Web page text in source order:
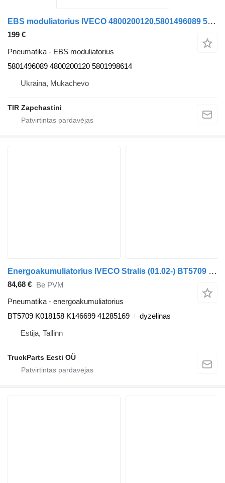
EBS moduliatorius IVECO 4800200120,5801496089 5801496089 4800200120 5801998614 vilkiko IVECO STRALIS
199 €
Pneumatika - EBS moduliatorius
5801496089 4800200120 5801998614
Ukraina, Mukachevo
TIR Zapchastini
Energoakumuliatorius IVECO Stralis (01.02-) BT5709 vilkiko IVECO Stralis, Trakker (2002-)
84,68 € Be PVM
Pneumatika - energoakumuliatorius
BT5709 K018158 K146699 41285169
dyzelinas
Estija, Tallinn
TruckParts Eesti OÜ